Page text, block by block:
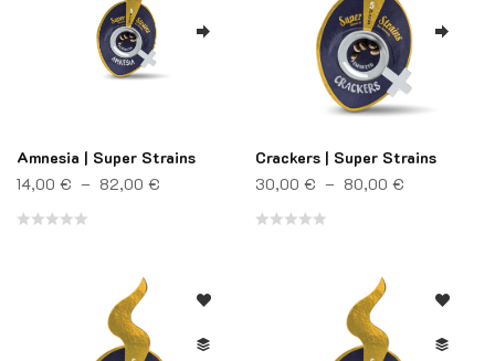
Amnesia | Super Strains
14,00 € – 82,00 € Plage de prix : 14,00 € à 82,00 €
Crackers | Super Strains
30,00 € – 80,00 €